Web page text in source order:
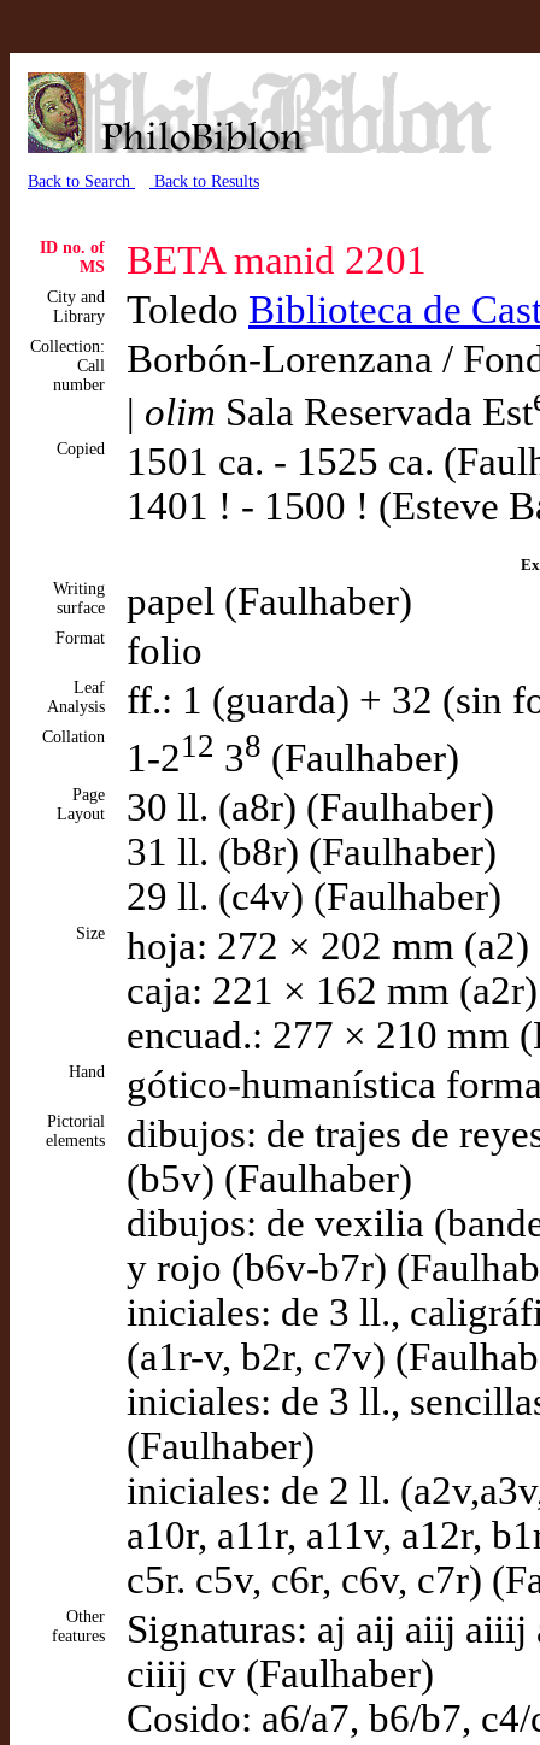
Back to Search Back to Results
ID no. of
MS
BETA manid 2201
City and
Library
Toledo Biblioteca de
Collection:
Call
number
Borbón-Lorenzana /
| olim Sala Reservada Est
Copied
1501 ca. - 1525 ca.
1401 ! - 1500 ! (Esteve
Writing
surface
papel (Faulhaber)
Format folio
Leaf
Analysis
ff.: 1 (guarda) + 32 (sin
Collation 1-212 38 (Faulhaber)
Page
Layout
30 ll. (a8r) (Faulhaber)
31 ll. (b8r) (Faulhaber)
29 ll. (c4v) (Faulhaber)
Size
hoja: 272 × 202 mm (a2)
caja: 221 × 162 mm
encuad.: 277 × 210 mm
Hand gótico-humanística
Pictorial
elements
dibujos: de trajes de
(b5v) (Faulhaber)
dibujos: de vexilia
y rojo (b6v-b7r)
iniciales: de 3 ll.,
(a1r-v, b2r, c7v)
iniciales: de 3 ll.,
(Faulhaber)
iniciales: de 2 ll.
a10r, a11r, a11v, a12r,
c5r. c5v, c6r, c6v, c7r)
Other
features
Signaturas: aj aij aiij
ciiij cv (Faulhaber)
Cosido: a6/a7, b6/b7,